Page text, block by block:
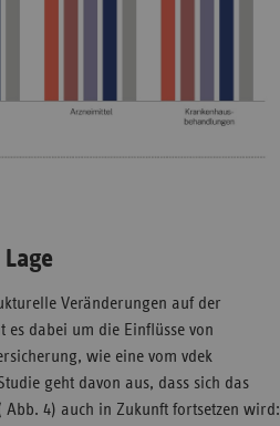
Veränderungen auf der
es dabei um die Einflüsse von
wie eine vom vdek
geht davon aus, dass sich das
4) auch in Zukunft fortsetzen wird: